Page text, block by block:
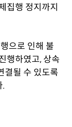
집행 정지까지
으로 인해 불
행하였고, 상속
결될 수 있도록
.